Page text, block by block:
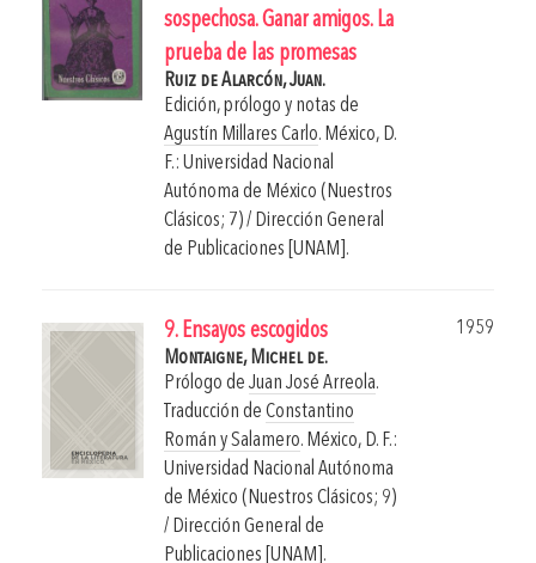
sospechosa. Ganar amigos. La
prueba de las promesas
Ruiz de Alarcón, Juan.
Edición, prólogo y notas de
Agustín Millares Carlo. México, D.
F.: Universidad Nacional
Autónoma de México (Nuestros
Clásicos; 7) / Dirección General
de Publicaciones [UNAM].
9. Ensayos escogidos
1959
Montaigne, Michel de.
Prólogo de Juan José Arreola.
Traducción de Constantino
Román y Salamero. México, D. F.:
Universidad Nacional Autónoma
de México (Nuestros Clásicos; 9)
/ Dirección General de
Publicaciones [UNAM].